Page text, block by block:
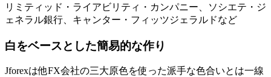
リミティッド・ライアビリティ・カンパニー、ソシエテ・ジ
ェネラル銀行、キャンター・フィッツジェラルドなど
白をベースとした簡易的な作り
Jforexは他FX会社の三大原色を使った派手な色合いとは一線